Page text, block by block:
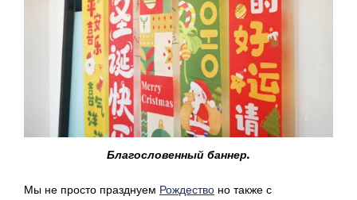
Благословенный баннер.
Мы не просто празднуем Рождество но также с